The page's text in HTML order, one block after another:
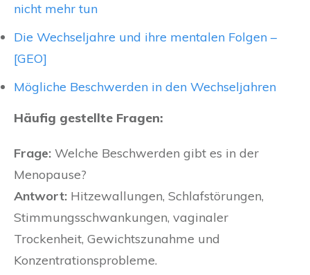
nicht mehr tun
Die Wechseljahre und ihre mentalen Folgen –
[GEO]
Mögliche Beschwerden in den Wechseljahren
Häufig gestellte Fragen:
Frage: Welche Beschwerden gibt es in der
Menopause?
Antwort: Hitzewallungen, Schlafstörungen,
Stimmungsschwankungen, vaginaler
Trockenheit, Gewichtszunahme und
Konzentrationsprobleme.